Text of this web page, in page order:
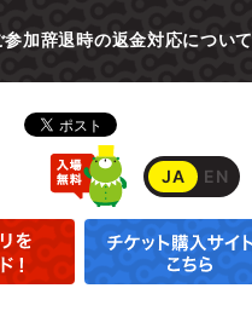
加辞退時の返金対応について
JA EN